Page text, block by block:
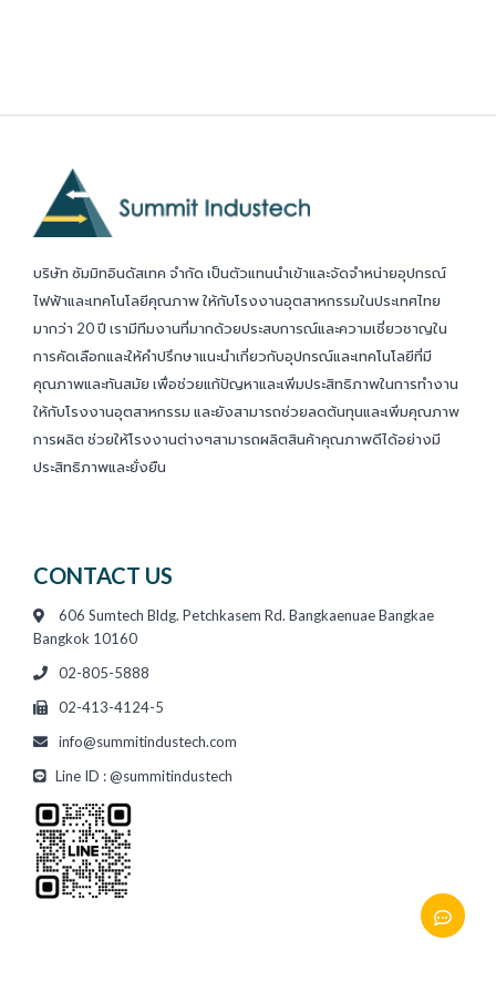
บริษัท ซัมมิทอินดัสเทค จำกัด เป็นตัวแทนนำเข้าและจัดจำหน่ายอุปกรณ์
ไฟฟ้าและเทคโนโลยีคุณภาพ ให้กับโรงงานอุตสาหกรรมในประเทศไทย
มากว่า 20 ปี เรามีทีมงานที่มากด้วยประสบการณ์และความเชี่ยวชาญใน
การคัดเลือกและให้คำปรึกษาแนะนำเกี่ยวกับอุปกรณ์และเทคโนโลยีที่มี
คุณภาพและทันสมัย เพื่อช่วยแก้ปัญหาและเพิ่มประสิทธิภาพในการทำงาน
ให้กับโรงงานอุตสาหกรรม และยังสามารถช่วยลดต้นทุนและเพิ่มคุณภาพ
การผลิต ช่วยให้โรงงานต่างๆสามารถผลิตสินค้าคุณภาพดีได้อย่างมี
ประสิทธิภาพและยั่งยืน
CONTACT US
606 Sumtech Bldg. Petchkasem Rd. Bangkaenuae Bangkae
Bangkok 10160
02-805-5888
02-413-4124-5
info@summitindustech.com
Line ID : @summitindustech